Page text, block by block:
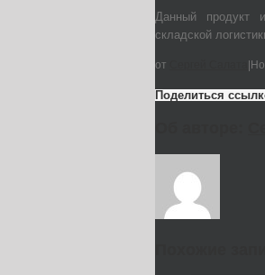
Данный продукт
складской
от |
Поделиться